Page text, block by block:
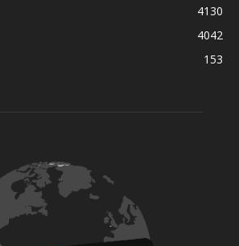
4130
4042
153